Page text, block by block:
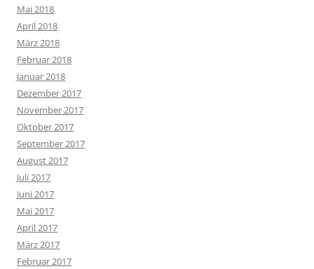
Mai 2018
April 2018
März 2018
Februar 2018
Januar 2018
Dezember 2017
November 2017
Oktober 2017
September 2017
August 2017
Juli 2017
Juni 2017
Mai 2017
April 2017
März 2017
Februar 2017